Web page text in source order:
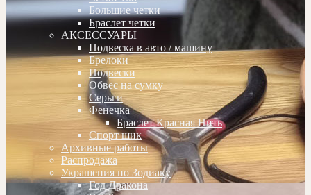
Большие четки
Браслет четки
АКСЕССУАРЫ
Подвеска в авто / машину
Брелоки
Подвески
Обвес на сумку
Серьги
Фенечка
Браслет Красная Нить
Спорт шик
Архивные работы
Распродажа
Украшения по Зодиаку
Год Дракона